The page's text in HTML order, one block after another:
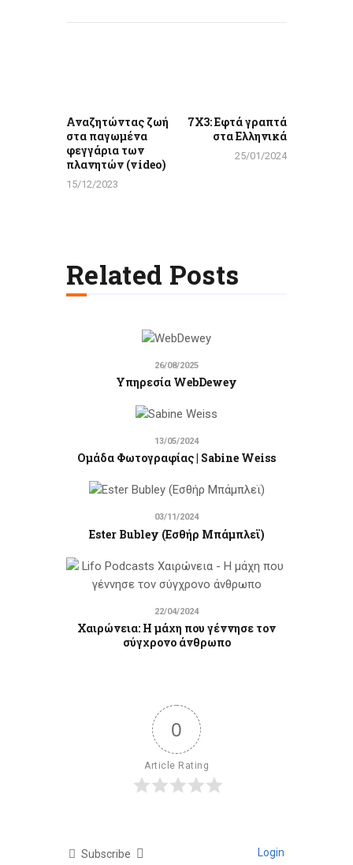
Αναζητώντας ζωή
στα παγωμένα
φεγγάρια των
πλανητών (video)
15/12/2023
7Χ3: Εφτά γραπτά
στα Ελληνικά
25/01/2024
Related Posts
26/08/2025
Υπηρεσία WebDewey
13/05/2024
Ομάδα Φωτογραφίας | Sabine Weiss
03/11/2024
Ester Bubley (Εσθήρ Μπάμπλεϊ)
22/04/2024
Χαιρώνεια: Η μάχη που γέννησε τον
σύγχρονο άνθρωπο
0
Article Rating
Subscribe Login